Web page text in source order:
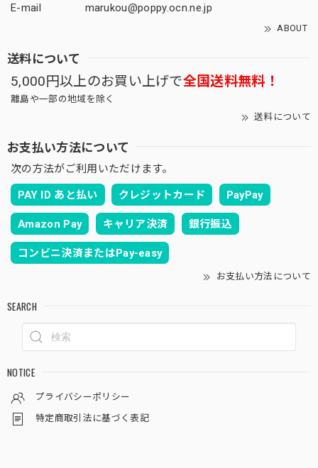
E-mail
marukou@poppy.ocn.ne.jp
ABOUT
送料について
5,000円以上のお買い上げで全国送料無料！
離島や一部の地域を除く
送料について
お支払い方法について
次の方法がご利用いただけます。
PAY ID あと払い クレジットカード PayPay
Amazon Pay キャリア決済 銀行振込
コンビニ決済またはPay-easy
お支払い方法について
SEARCH
NOTICE
プライバシーポリシー
特定商取引法に基づく表記